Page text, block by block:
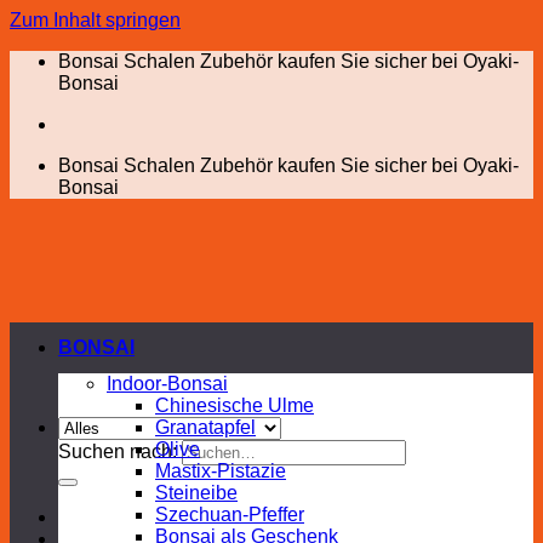
Zum Inhalt springen
Bonsai Schalen Zubehör kaufen Sie sicher bei Oyaki-
Bonsai
Bonsai Schalen Zubehör kaufen Sie sicher bei Oyaki-
Bonsai
Suchen nach:
BONSAI
Indoor-Bonsai
Chinesische Ulme
Granatapfel
Olive
Mastix-Pistazie
Steineibe
Szechuan-Pfeffer
Bonsai als Geschenk